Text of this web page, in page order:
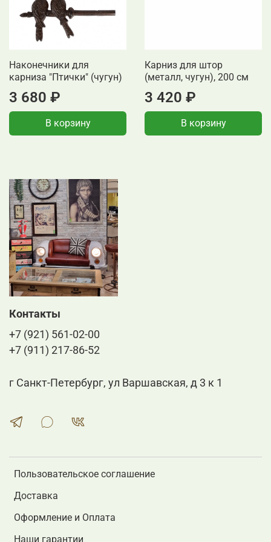
Наконечники для
карниза "Птички" (чугун)
3 680 ₽
В корзину
Карниз для штор
(металл, чугун), 200 см
3 420 ₽
В корзину
Пользовательское соглашение
Доставка
Оформление и Оплата
Наши гарантии
Контакты
+7 (921) 561-02-00
+7 (911) 217-86-52
г Санкт-Петербург, ул Варшавская, д 3 к 1